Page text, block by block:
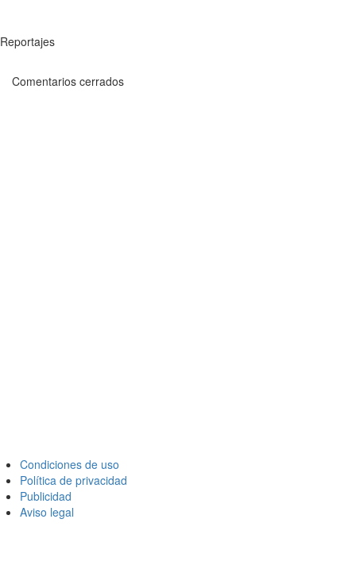
Reportajes
Comentarios cerrados
Condiciones de uso
Política de privacidad
Publicidad
Aviso legal